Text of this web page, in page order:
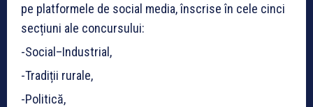
pe platformele de social media, înscrise în cele cinci
secțiuni ale concursului:
-Social–Industrial,
-Tradiții rurale,
-Politică,